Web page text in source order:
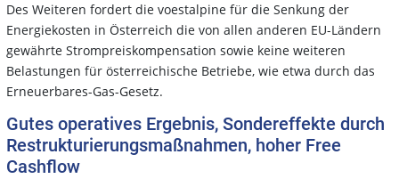
Des Weiteren fordert die voestalpine für die Senkung der
Energiekosten in Österreich die von allen anderen EU-Ländern
gewährte Strompreiskompensation sowie keine weiteren
Belastungen für österreichische Betriebe, wie etwa durch das
Erneuerbares-Gas-Gesetz.
Gutes operatives Ergebnis, Sondereffekte durch
Restrukturierungsmaßnahmen, hoher Free
Cashflow